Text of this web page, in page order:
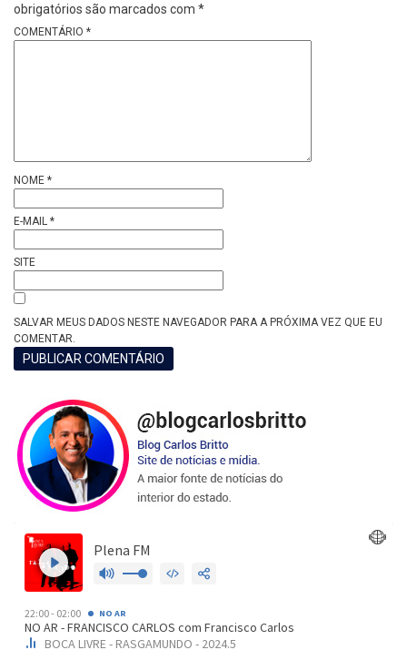
obrigatórios são marcados com *
COMENTÁRIO *
NOME *
E-MAIL *
SITE
SALVAR MEUS DADOS NESTE NAVEGADOR PARA A PRÓXIMA VEZ QUE EU
COMENTAR.